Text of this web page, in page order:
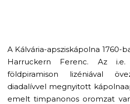
A Kálvária-apsziskápolna 1760-
Harruckern Ferenc. Az
földpiramison lizéniával
diadalívvel megnyitott
emelt timpanonos oromzat